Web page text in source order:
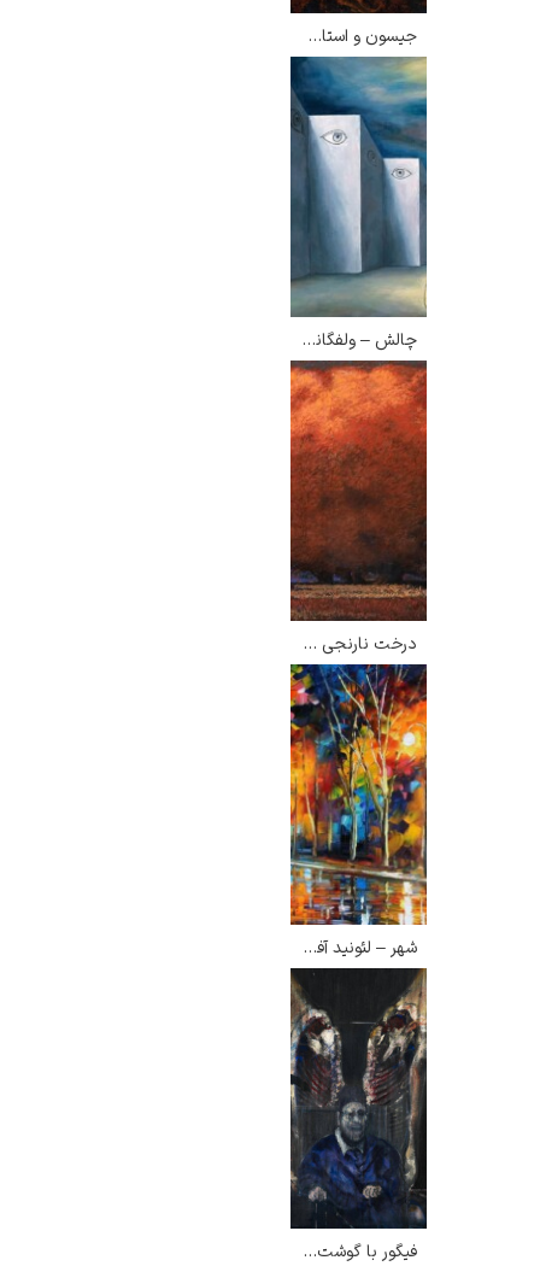
جیسون و استاد او – ماکسفیلد پریش
چالش – ولفگانگ لتل
درخت نارنجی – داوود امدادیان
شهر – لئونید آفرمو
فیگور با گوشت – فرانسیس بیکن